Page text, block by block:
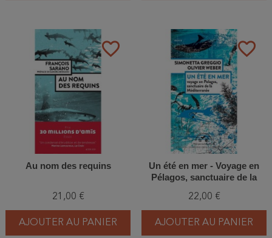
favorite_border
Au nom des requins
21,00 €
AJOUTER AU PANIER
favorite_border
Un été en mer - Voyage en
Pélagos, sanctuaire de la
22,00 €
AJOUTER AU PANIER